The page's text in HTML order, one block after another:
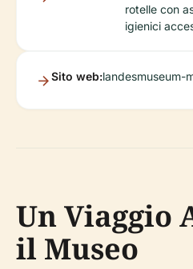
rotelle con
igienici
Sito web:landesmuseum-
Un Viaggio
il Museo